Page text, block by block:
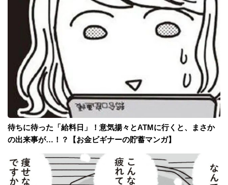
待ちに待った「給料日」！意気揚々とATMに行くと、まさか
の出来事が…！？【お金ビギナーの貯蓄マンガ】